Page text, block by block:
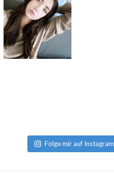
Folge mir auf Instagram